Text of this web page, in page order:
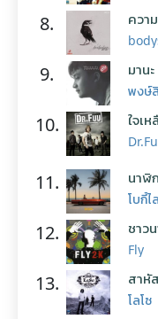
8. ควา
9. มานะ
พงษ์
10. ใจเ
11. นาฬิ
โบกี้
12. ชาว
Fly
13. สาหัส
โลโซ